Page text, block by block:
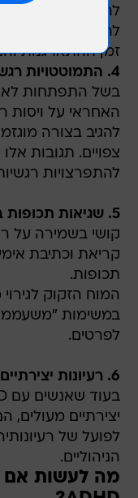
זמן ההתארגנות
4. התמוטטויות רגשיות במצבי לחץ
בשל התפתחות
להגיב בצורה
צפויים. תגובות
להתפרצויות
5. שגיאות תכופות בתקשורת כתובה
קריאת וכתיבת
תכופות.
המוח הזקוק
במשימות
לפרטים.
6. רעיונות יצירתיים ללא יכולת ביצוע
יצירתיים מעולים,
לפועל של
הניהוליים.
מה לעשות אם
ADHD?
1. התייעצו עם